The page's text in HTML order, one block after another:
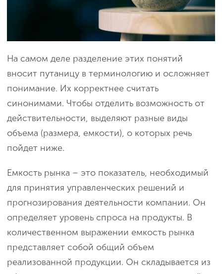
На самом деле разделение этих понятий
вносит путаницу в терминологию и осложняет
понимание. Их корректнее считать
синонимами. Чтобы отделить возможность от
действительности, выделяют разные виды
объема (размера, емкости), о которых речь
пойдет ниже.
Емкость рынка – это показатель, необходимый
для принятия управленческих решений и
прогнозирования деятельности компании. Он
определяет уровень спроса на продукты. В
количественном выражении емкость рынка
представляет собой общий объем
реализованной продукции. Он складывается из